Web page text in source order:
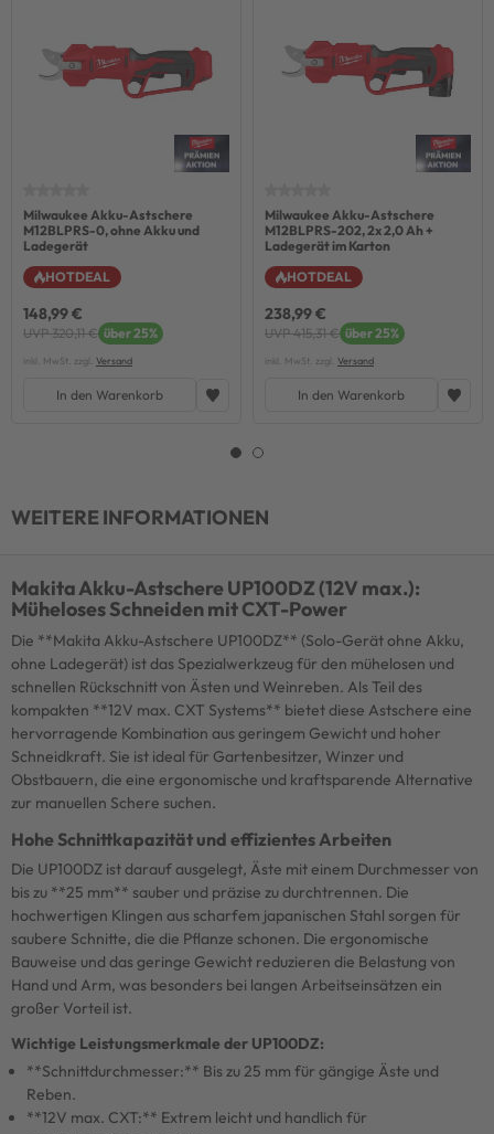
Milwaukee Akku-Astschere
M12BLPRS-0, ohne Akku und
Ladegerät
HOTDEAL
148,99 €
UVP 320,11 € über 25%
inkl. MwSt. zzgl. Versand
In den Warenkorb
Milwaukee Akku-Astschere
M12BLPRS-202, 2x 2,0 Ah +
Ladegerät im Karton
HOTDEAL
238,99 €
UVP 415,31 € über 25%
inkl. MwSt. zzgl. Versand
In den Warenkorb
WEITERE INFORMATIONEN
Makita Akku-Astschere UP100DZ (12V max.):
Müheloses Schneiden mit CXT-Power
Die **Makita Akku-Astschere UP100DZ** (Solo-Gerät ohne Akku,
ohne Ladegerät) ist das Spezialwerkzeug für den mühelosen und
schnellen Rückschnitt von Ästen und Weinreben. Als Teil des
kompakten **12V max. CXT Systems** bietet diese Astschere eine
hervorragende Kombination aus geringem Gewicht und hoher
Schneidkraft. Sie ist ideal für Gartenbesitzer, Winzer und
Obstbauern, die eine ergonomische und kraftsparende Alternative
zur manuellen Schere suchen.
Hohe Schnittkapazität und effizientes Arbeiten
Die UP100DZ ist darauf ausgelegt, Äste mit einem Durchmesser von
bis zu **25 mm** sauber und präzise zu durchtrennen. Die
hochwertigen Klingen aus scharfem japanischen Stahl sorgen für
saubere Schnitte, die die Pflanze schonen. Die ergonomische
Bauweise und das geringe Gewicht reduzieren die Belastung von
Hand und Arm, was besonders bei langen Arbeitseinsätzen ein
großer Vorteil ist.
Wichtige Leistungsmerkmale der UP100DZ:
**Schnittdurchmesser:** Bis zu 25 mm für gängige Äste und
Reben.
**12V max. CXT:** Extrem leicht und handlich für